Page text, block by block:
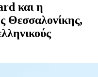
και η
Θεσσαλονίκης,